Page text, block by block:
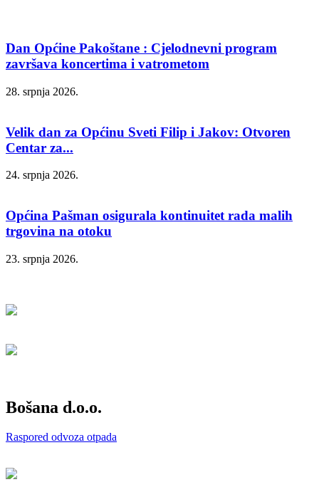
Dan Općine Pakoštane : Cjelodnevni program
završava koncertima i vatrometom
28. srpnja 2026.
Velik dan za Općinu Sveti Filip i Jakov: Otvoren
Centar za...
24. srpnja 2026.
Općina Pašman osigurala kontinuitet rada malih
trgovina na otoku
23. srpnja 2026.
Bošana d.o.o.
Raspored odvoza otpada